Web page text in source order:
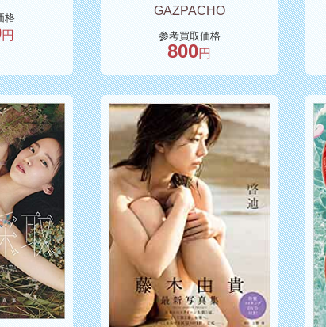
格
円
GAZPACHO
参考買取価格
800円